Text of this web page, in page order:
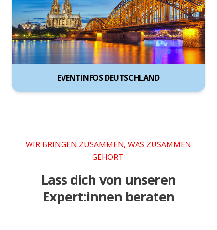
EVENTINFOS DEUTSCHLAND
WIR BRINGEN ZUSAMMEN, WAS ZUSAMMEN
GEHÖRT!
Lass dich von unseren
Expert:innen beraten